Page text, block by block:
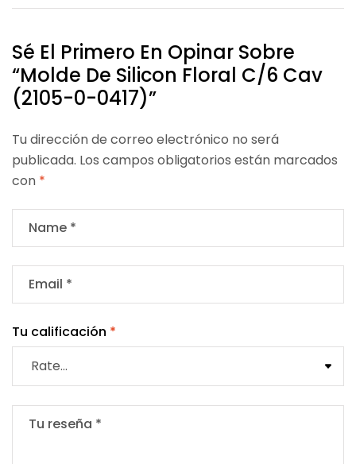
Sé El Primero En Opinar Sobre
“Molde De Silicon Floral C/6 Cav
(2105-0-0417)”
Tu dirección de correo electrónico no será
publicada. Los campos obligatorios están marcados
con *
Tu calificación *